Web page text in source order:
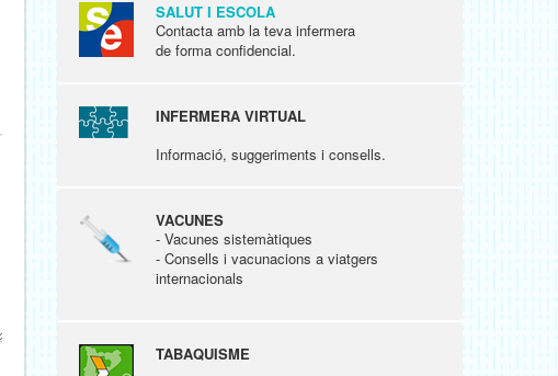
SALUT I ESCOLA
Contacta amb la teva infermera
de forma confidencial.
INFERMERA VIRTUAL
Informació, suggeriments i consells.
VACUNES
- Vacunes sistemàtiques
- Consells i vacunacions a viatgers
internacionals
TABAQUISME